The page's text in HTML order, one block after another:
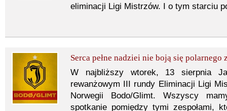
eliminacji Ligi Mistrzów. I o tym starciu
Serca pełne nadziei nie boją się polarnego
W najbliższy wtorek, 13 sierpnia
rewanżowym III rundy Eliminacji Ligi
Norwegii Bodo/Glimt. Wszyscy
spotkanie pomiędzy tymi zespołami,